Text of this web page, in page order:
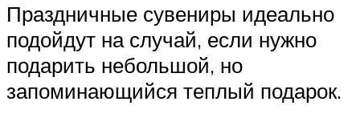
Праздничные сувениры идеально
подойдут на случай, если нужно
подарить небольшой, но
запоминающийся теплый подарок.